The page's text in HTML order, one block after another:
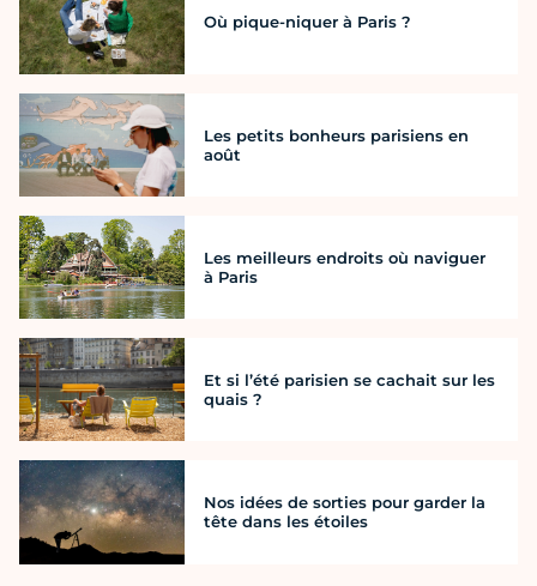
Où pique-niquer à Paris ?
Les petits bonheurs parisiens en
août
Les meilleurs endroits où naviguer
à Paris
Et si l’été parisien se cachait sur les
quais ?
Nos idées de sorties pour garder la
tête dans les étoiles